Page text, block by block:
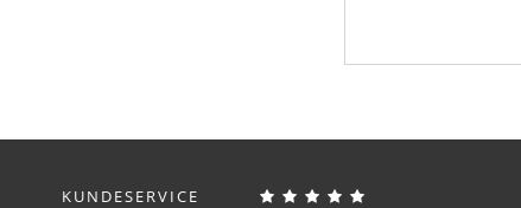
KUNDESERVICE